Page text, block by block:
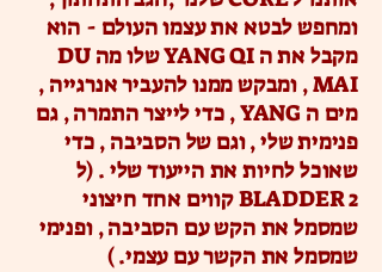
ומחפש לבטא את עצמו העולם - הוא
מקבל את ה YANG QI שלו מה DU
MAI , ומבקש ממנו להעביר אנרגייה ,
מים ה YANG , כדי לייצר התמרה , גם
פנימית שלי , וגם של הסביבה , כדי
שאוכל לחיות את הייעוד שלי . (ל
BLADDER 2 קווים אחד חיצוני
שמסמל את הקש עם הסביבה , ופנימי
שמסמל את הקשר עם עצמי. )